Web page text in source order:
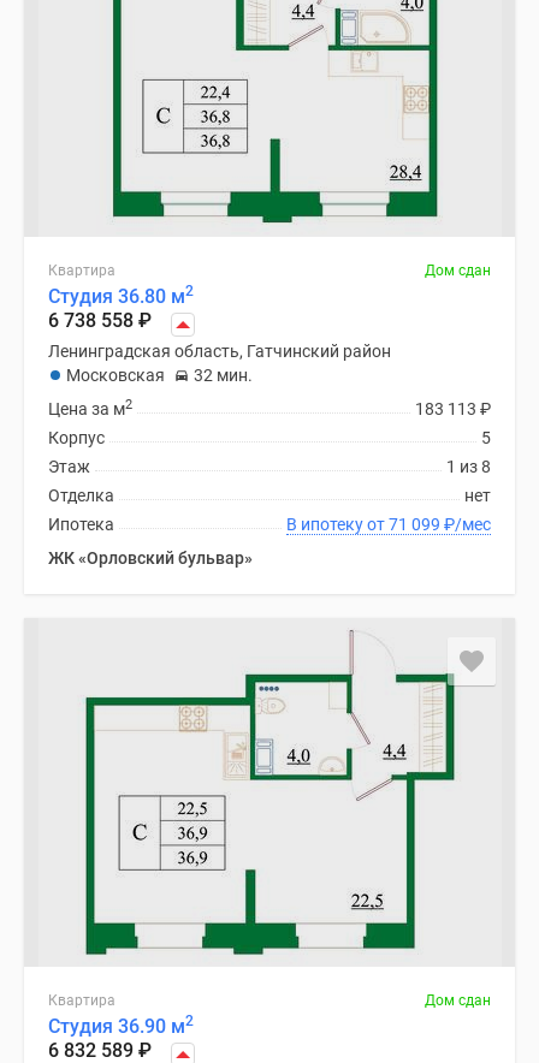
Квартира Дом сдан
Студия 36.80 м2
6 738 558 ₽
Ленинградская область, Гатчинский район
Московская
32 мин.
183 113 ₽
Цена за м2
5
Корпус
1 из 8
Этаж
нет
Отделка
В ипотеку от 71 099 ₽/мес
Ипотека
ЖК «Орловский бульвар»
Квартира Дом сдан
Студия 36.90 м2
6 832 589 ₽